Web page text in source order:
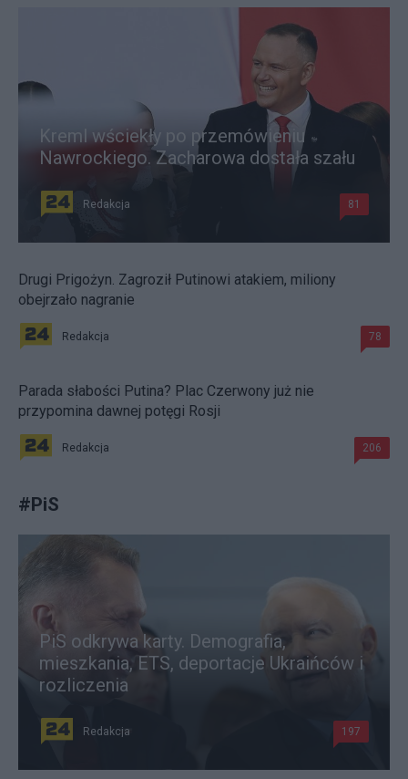
Kreml wściekły po przemówieniu
Nawrockiego. Zacharowa dostała szału
Redakcja 81
Drugi Prigożyn. Zagroził Putinowi atakiem, miliony
obejrzało nagranie
Redakcja 78
Parada słabości Putina? Plac Czerwony już nie
przypomina dawnej potęgi Rosji
Redakcja 206
#PiS
PiS odkrywa karty. Demografia,
mieszkania, ETS, deportacje Ukraińców i
rozliczenia
Redakcja 197